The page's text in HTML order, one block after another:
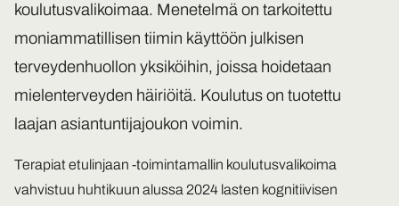
koulutusvalikoimaa. Menetelmä on tarkoitettu
moniammatillisen tiimin käyttöön julkisen
terveydenhuollon yksiköihin, joissa hoidetaan
mielenterveyden häiriöitä. Koulutus on tuotettu
laajan asiantuntijajoukon voimin.
Terapiat etulinjaan -toimintamallin koulutusvalikoima
vahvistuu huhtikuun alussa 2024 lasten kognitiivisen